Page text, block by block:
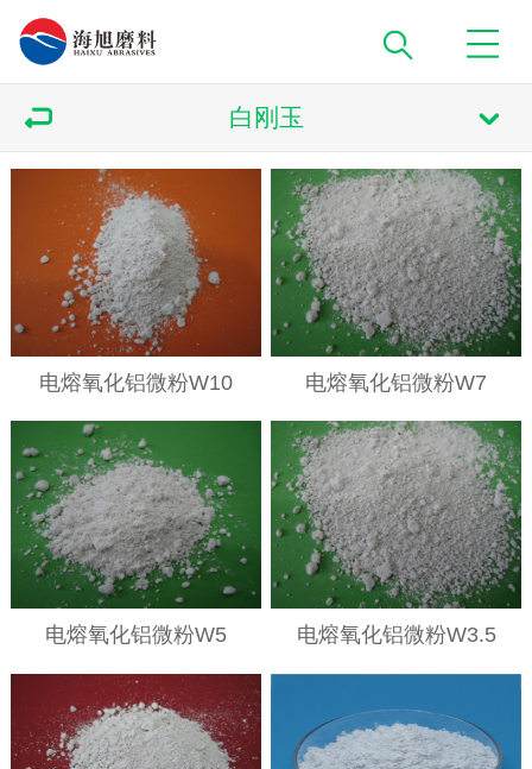
白刚玉
电熔氧化铝微粉W10 电熔氧化铝微粉W7
电熔氧化铝微粉W5 电熔氧化铝微粉W3.5